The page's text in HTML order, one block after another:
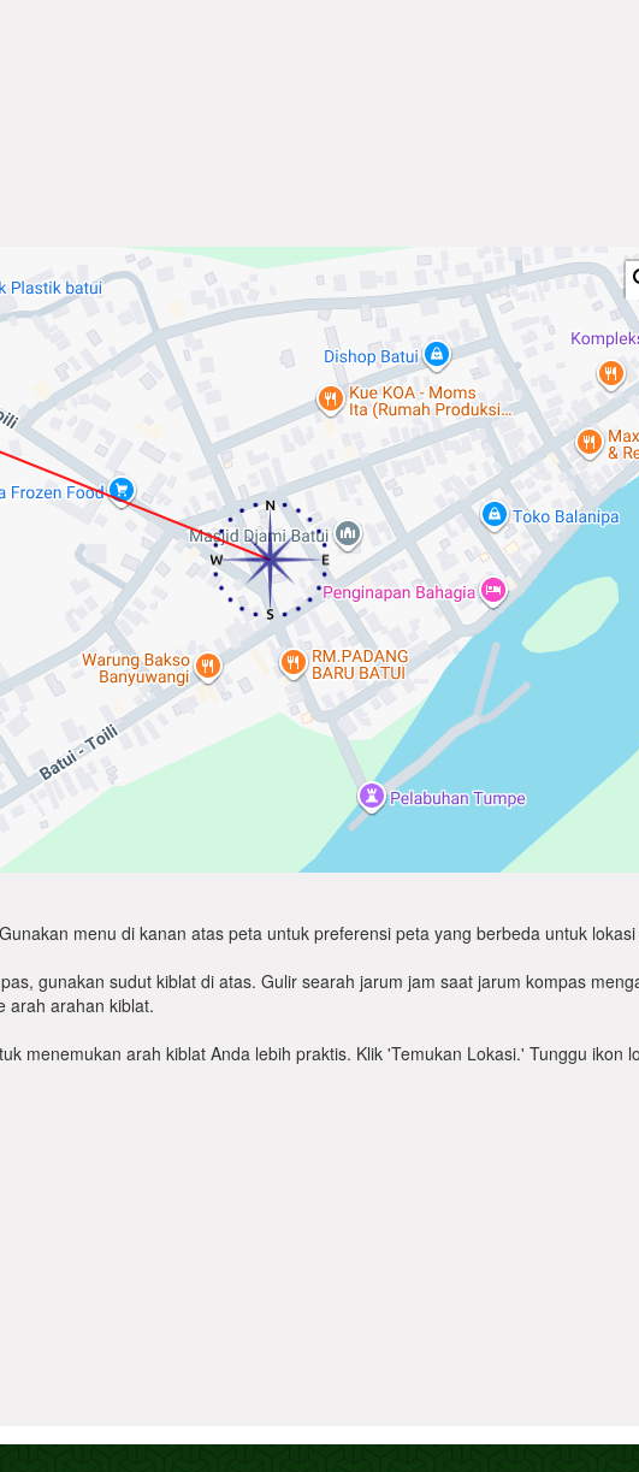
menu di kanan atas peta untuk preferensi peta yang berbeda untuk lokasi
gunakan sudut kiblat di atas. Gulir searah jarum jam saat jarum kompas
arah arahan kiblat.
menemukan arah kiblat Anda lebih praktis. Klik 'Temukan Lokasi.' Tunggu ikon